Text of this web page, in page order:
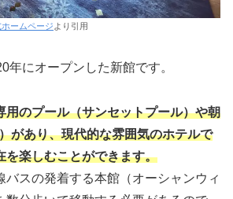
ームページより引用
年にオープンした新館です。
用のプール（サンセットプール）や朝
があり、現代的な雰囲気のホテルで
を楽しむことができます。
バスの発着する本館（オーシャンウィ